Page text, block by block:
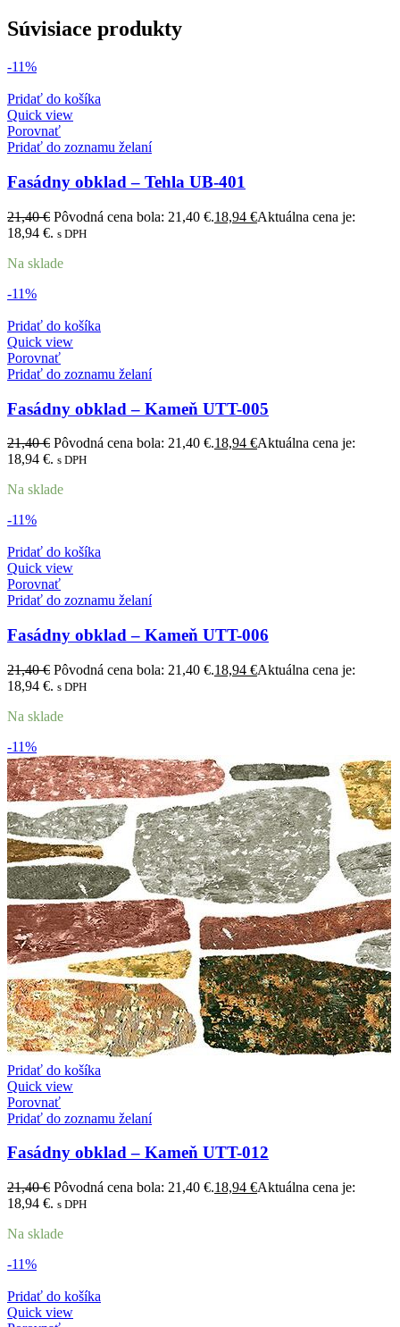
Súvisiace produkty
-11%
Pridať do košíka
Quick view
Porovnať
Pridať do zoznamu želaní
Fasádny obklad – Tehla UB-401
21,40€ Pôvodná cena bola: 21,40 €.18,94 €Aktuálna cena je:
18,94 €. s DPH
Na sklade
-11%
Pridať do košíka
Quick view
Porovnať
Pridať do zoznamu želaní
Fasádny obklad – Kameň UTT-005
21,40€ Pôvodná cena bola: 21,40 €.18,94 €Aktuálna cena je:
18,94 €. s DPH
Na sklade
-11%
Pridať do košíka
Quick view
Porovnať
Pridať do zoznamu želaní
Fasádny obklad – Kameň UTT-006
21,40€ Pôvodná cena bola: 21,40 €.18,94 €Aktuálna cena je:
18,94 €. s DPH
Na sklade
-11%
Pridať do košíka
Quick view
Porovnať
Pridať do zoznamu želaní
Fasádny obklad – Kameň UTT-012
21,40€ Pôvodná cena bola: 21,40 €.18,94 €Aktuálna cena je:
18,94 €. s DPH
Na sklade
-11%
Pridať do košíka
Quick view